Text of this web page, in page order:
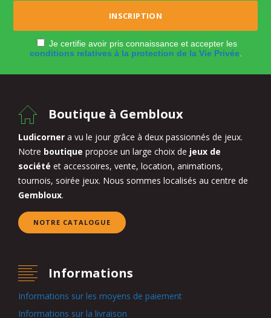
Je certifie avoir pris connaissance et accepter les
conditions relatives à la protection de la Vie Privée.
Boutique à Gembloux
Ludicorner a vu le jour grâce à deux passionnés de jeux.
Notre boutique propose un large choix de jeux de
société et accessoires, vente, location, animations,
tournois, soirée jeux. Nous sommes localisés au centre de
Gembloux.
NOTRE CATALOGUE
Informations
Informations sur les moyens de paiement
Informations sur la livraison